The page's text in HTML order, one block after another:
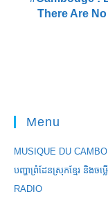
There Are
Menu
MUSIQUE DU
បញ្ហាព្រំដែនស្រុកខ្មែរ និងចឞ្
RADIO